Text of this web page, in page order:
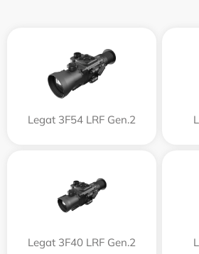
Legat 3F54 LRF Gen.2
Legat 3F40 LRF Gen.2